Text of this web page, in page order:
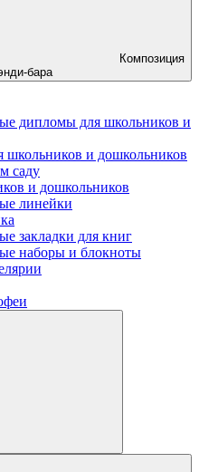
Композиция
бара
дипломы для школьников и
школьников и дошкольников
саду
и дошкольников
линейки
закладки для книг
наборы и блокноты